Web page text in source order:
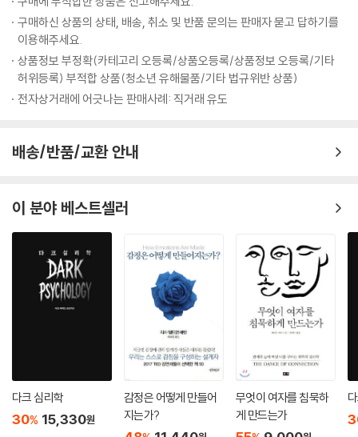
말로 진리라면, 말하자면 성공이 철저히 타고난 능력에만 좌우된다면, 심
리학자는 아무에게도 도움이 되지 못한다. 그러나 실제로 보면 성공은 용
기에 크게 좌우된다. 심리학자의 임무는 절망감을 유익한 일의 성취에 필
요한 에너지를 결집시킬 희망으로 바꿔놓는 것이다.”
개인의 소외에 따른 문제가 많이 표출되는 현대사회에 비춰볼 때 아들러
을 강조한 점인 것 같다. 또 평등과 사회적 관심, 민주적인 가족 구조 등을
이해한다 해도 삶의 기술을 크게 높일 수 있을 것 같다.
구매하신 상품의 상태, 배송, 취소 및 반품 문의는 판매자 묻고 답하기를
이용해주세요.
상품정보 부정확(카테고리 오등록/상품오등록/상품정보 오등록/기타
허위등록) 부적합 상품(청소년 유해물품/기타 법규위반 상품)
전자상거래에 어긋나는 판매사례: 직거래 유도
배송/반품/교환 안내
이 분야 베스트셀러
다크 심리학
30% 15,330원
감정은 어떻게 만들어
지는가?
무엇이 여자를 침묵하
게 만드는가